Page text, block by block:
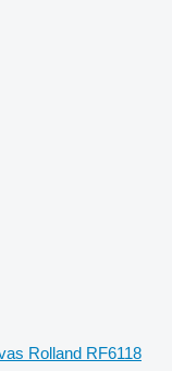
Rolland RF6118